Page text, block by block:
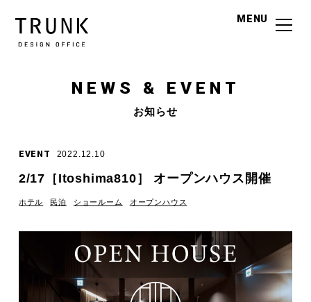
MENU
NEWS & EVENT
お知らせ
EVENT 2022.12.10
2/17［Itoshima810］ オープンハウス開催
ホテル 民泊 ショールーム オープンハウス